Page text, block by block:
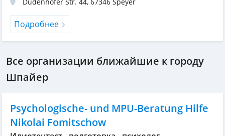
Подробнее
Все организации ближайшие к городу
Шпайер
Psychologische- und MPU-Beratung Hilfe
Nikolai Fomitschow